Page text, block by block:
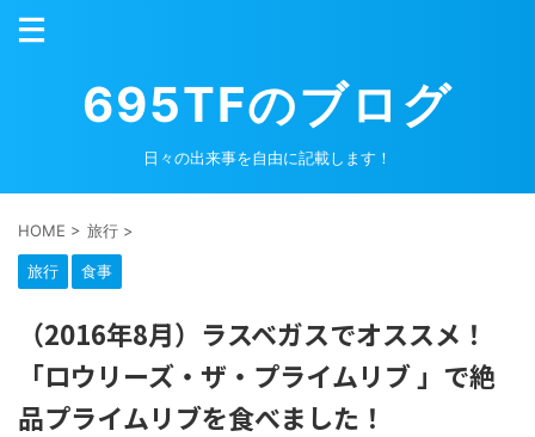
695TFのブログ
日々の出来事を自由に記載します！
HOME > 旅行 >
旅行 食事
（2016年8月）ラスベガスでオススメ！
「ロウリーズ・ザ・プライムリブ 」で絶
品プライムリブを食べました！